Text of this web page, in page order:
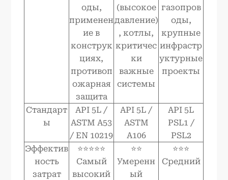
оды,
применен
ие в
конструк
циях,
противоп
ожарная
защита
(высокое
давление)
, котлы,
критичес
ки
важные
системы
газопров
оды,
крупные
инфрастр
уктурные
проекты
Стандарт
ы
API 5L /
ASTM A53
/ EN 10219
API 5L /
ASTM
A106
API 5L
PSL1 /
PSL2
Эффектив
ность
затрат
⭐⭐⭐⭐⭐
Самый
высокий
⭐⭐
Умеренн
ый
⭐⭐⭐
Средний